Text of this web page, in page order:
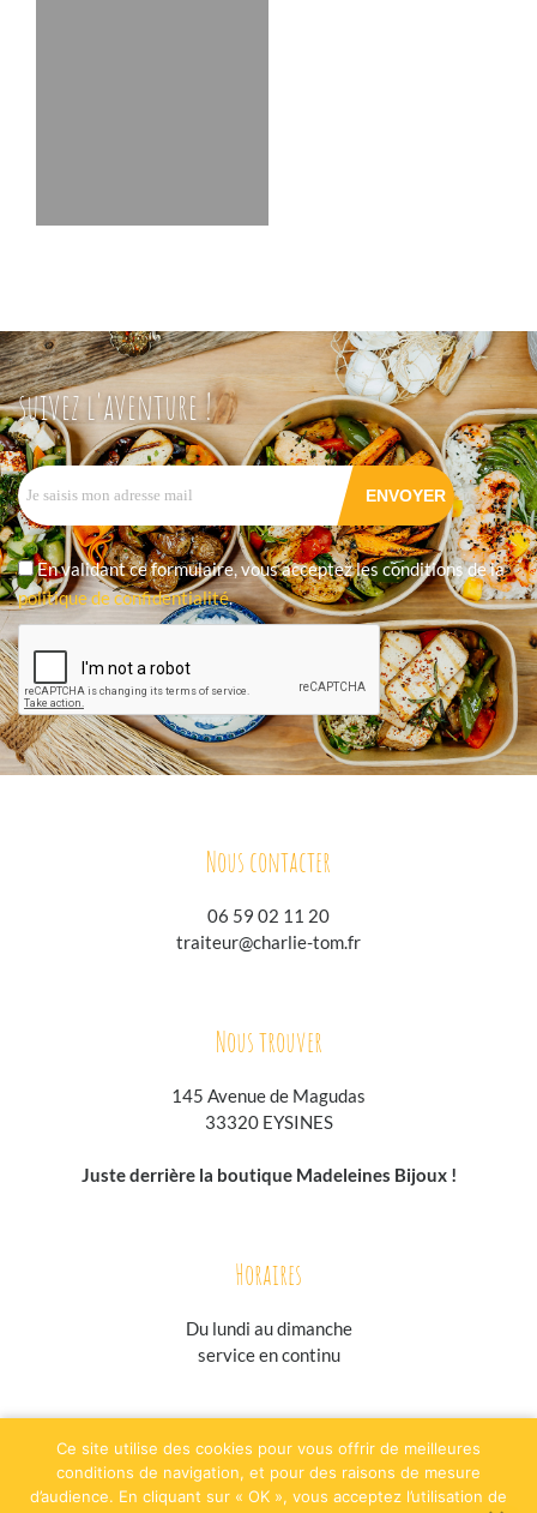
suivez l'aventure !
En validant ce formulaire, vous acceptez les conditions de la
politique de confidentialité.
Nous contacter
06 59 02 11 20
traiteur@charlie-tom.fr
Nous trouver
145 Avenue de Magudas
33320 EYSINES
Juste derrière la boutique Madeleines Bijoux !
Horaires
Du lundi audimanche
service en continu
evenementielpourtous.com
Ce site utilise des cookies pour vous offrir de meilleures
conditions de navigation, et pour des raisons de mesure
d’audience. En cliquant sur « OK », vous acceptez l’utilisation de